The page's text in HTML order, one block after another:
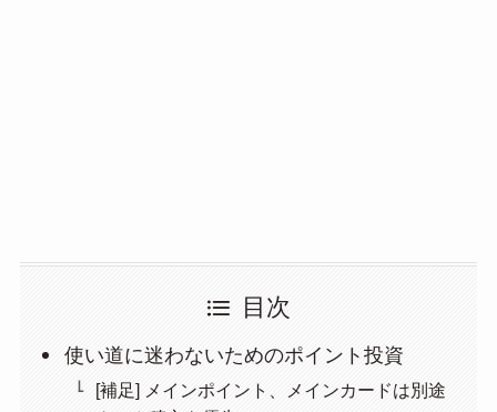
目次
使い道に迷わないためのポイント投資
[補足] メインポイント、メインカードは別途